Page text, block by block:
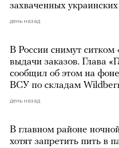
захваченных
день назад
В России снимут ситком
выдачи заказов. Глава
сообщил об этом на
ВСУ по складам
день назад
В главном районе
хотят запретить пить в